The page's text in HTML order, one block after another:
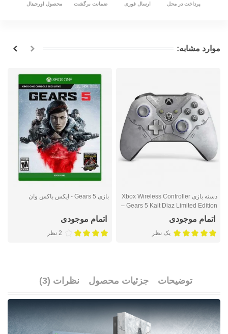
پرداخت در محل ارسال فوری ضمانت برگشت محصول اورجینال
موارد مشابه:
دسته بازی Xbox Wireless Controller
– Gears 5 Kait Diaz Limited Edition
اتمام موجودی
یک نظر
بازی Gears 5 - ایکس باکس وان
اتمام موجودی
2 نظر
توضیحات جزئیات محصول نظرات (3)